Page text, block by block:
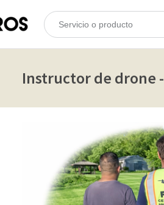
Instructor de drone